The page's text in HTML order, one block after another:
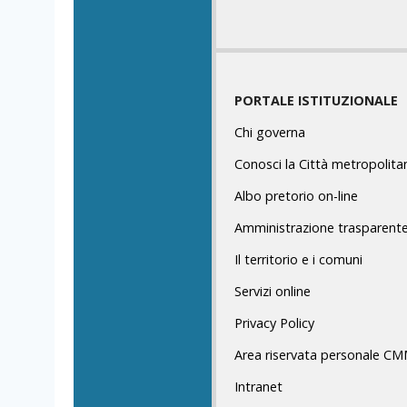
PORTALE ISTITUZIONALE
Chi governa
Conosci la Città
Albo pretorio on-line
Amministrazione trasparente
Il territorio e i comuni
Servizi online
Privacy Policy
Area riservata personale
Intranet